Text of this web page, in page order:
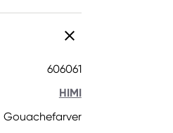
606061
HIMI
Gouachefarver